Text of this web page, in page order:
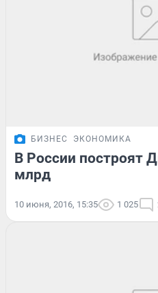
БИЗНЕС ЭКОНОМИКА
В России построят
млрд
10 июня, 2016, 15:35 1 025